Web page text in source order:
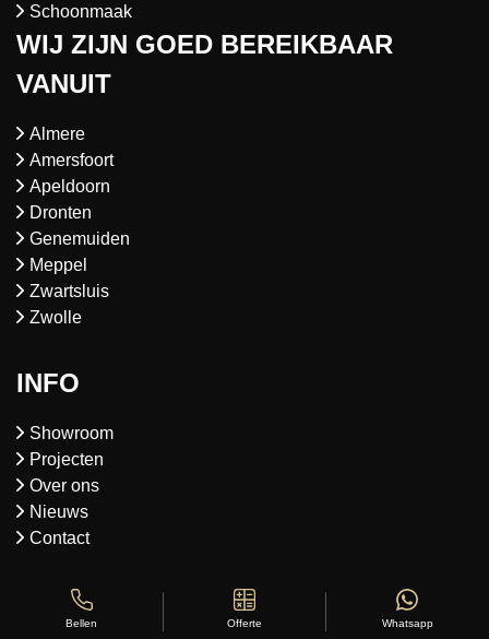
Schoonmaak
WIJ ZIJN GOED BEREIKBAAR
VANUIT
Almere
Amersfoort
Apeldoorn
Dronten
Genemuiden
Meppel
Zwartsluis
Zwolle
INFO
Showroom
Projecten
Over ons
Nieuws
Contact
OPENINGSTIJDEN
Bellen Offerte Whatsapp